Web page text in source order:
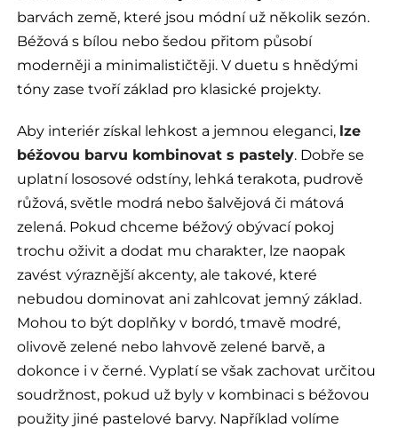
barvách země, které jsou módní už několik sezón.
Béžová s bílou nebo šedou přitom působí
moderněji a minimalističtěji. V duetu s hnědými
tóny zase tvoří základ pro klasické projekty.
Aby interiér získal lehkost a jemnou eleganci, lze
béžovou barvu kombinovat s pastely. Dobře se
uplatní lososové odstíny, lehká terakota, pudrově
růžová, světle modrá nebo šalvějová či mátová
zelená. Pokud chceme béžový obývací pokoj
trochu oživit a dodat mu charakter, lze naopak
zavést výraznější akcenty, ale takové, které
nebudou dominovat ani zahlcovat jemný základ.
Mohou to být doplňky v bordó, tmavě modré,
olivově zelené nebo lahvově zelené barvě, a
dokonce i v černé. Vyplatí se však zachovat určitou
soudržnost, pokud už byly v kombinaci s béžovou
použity jiné pastelové barvy. Například volíme